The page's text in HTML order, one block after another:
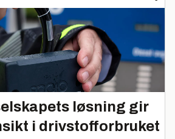
løsning gir
i drivstofforbruket